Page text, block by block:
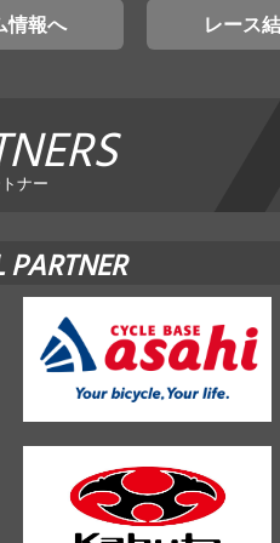
情報へ レース
ナー